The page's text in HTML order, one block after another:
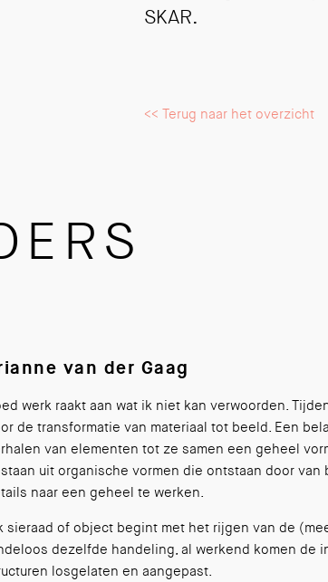
SKAR.
<< Terug naar het overzicht
van der Gaag
werk raakt aan wat ik niet kan verwoorden.
de transformatie van materiaal tot beeld. Een
van elementen tot ze samen een geheel
uit organische vormen die ontstaan door van
naar een geheel te werken.
sieraad of object begint met het rijgen van de
dezelfde handeling, al werkend komen de
losgelaten en aangepast.